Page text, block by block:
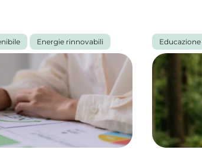
Energie rinnovabili